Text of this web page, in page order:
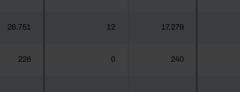
26.751 12 17.279
226 0 240